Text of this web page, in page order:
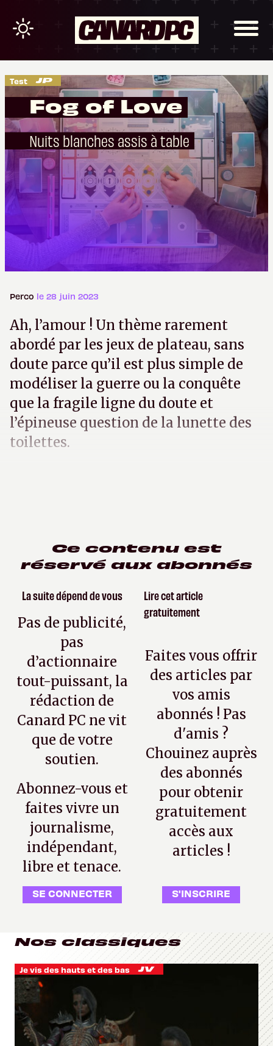
Test
Fog of Love
Nuits blanches assis à table
Perco le 28 juin 2023
Ah, l’amour ! Un thème rarement
abordé par les jeux de plateau, sans
doute parce qu’il est plus simple de
modéliser la guerre ou la conquête
que la fragile ligne du doute et
l’épineuse question de la lunette des
toilettes.
Ce contenu est
réservé aux abonnés
La suite dépend de vous
Pas de publicité,
pas
d’actionnaire
tout-puissant, la
rédaction de
Canard PC ne vit
que de votre
soutien.
Abonnez-vous et
faites vivre un
journalisme,
indépendant,
libre et tenace.
SE CONNECTER
Lire cet article
gratuitement
Faites vous offrir
des articles par
vos amis
abonnés ! Pas
d'amis ?
Chouinez auprès
des abonnés
pour obtenir
gratuitement
accès aux
articles !
S'INSCRIRE
Nos classiques
Je vis des hauts et des bas